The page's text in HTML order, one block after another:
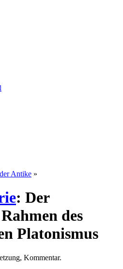
Antike »
: Der
des
Platonismus
Kommentar.